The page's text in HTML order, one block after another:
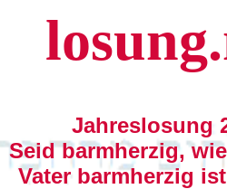
Jahreslosung
Seid barmherzig,
Vater barmherzig